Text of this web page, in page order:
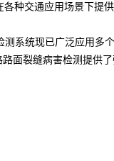
种交通应用场景下提
系统现已广泛应用多
面裂缝病害检测提供